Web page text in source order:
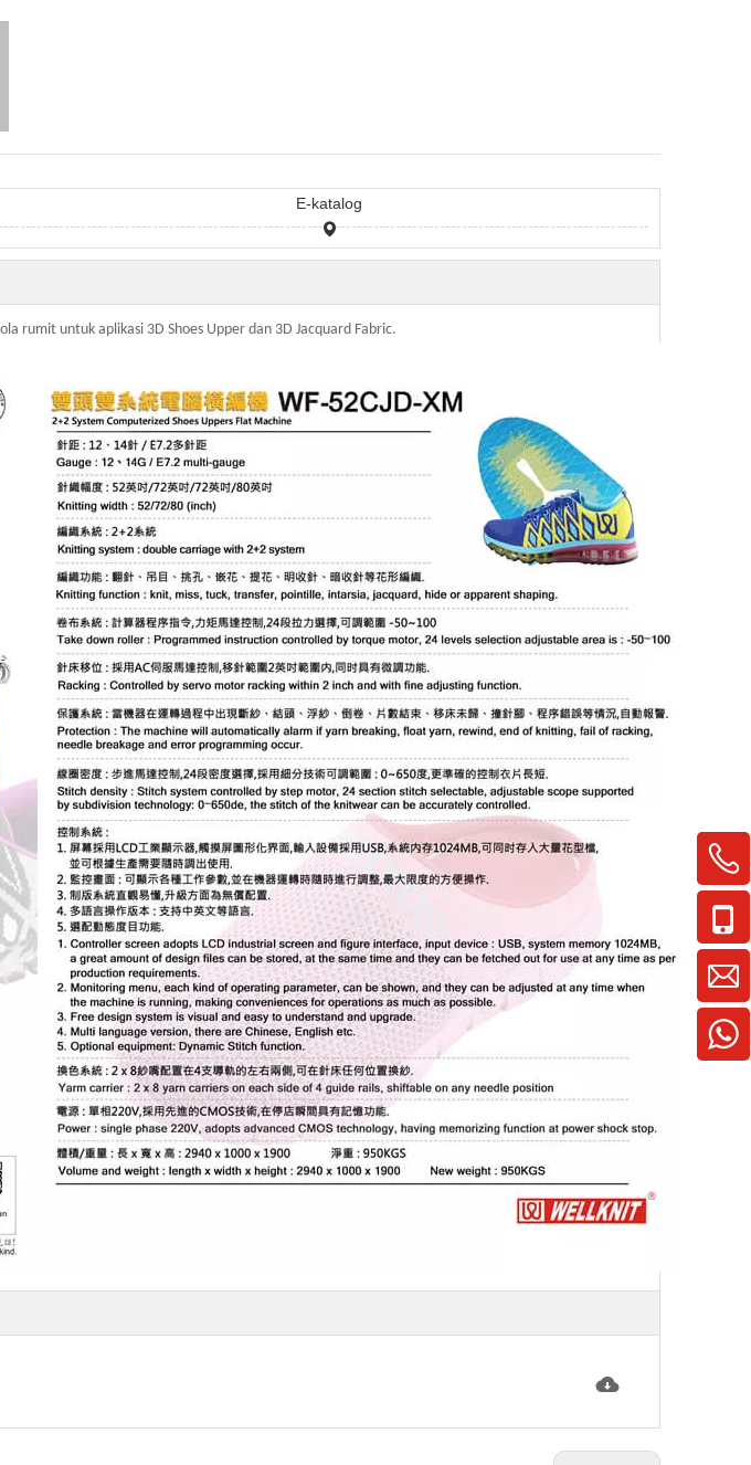
E-katalog
rumit untuk aplikasi 3D Shoes Upper dan 3D Jacquard Fabric.